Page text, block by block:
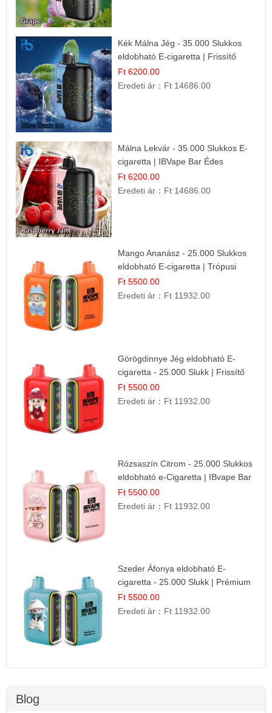
Kék Málna Jég - 35.000 Slukkos
eldobható E-cigaretta | Frissítő
Ízélmény
Ft 6200.00
Eredeti ár： Ft 14686.00
Málna Lekvár - 35.000 Slukkos E-
cigaretta | IBVape Bar Édes
Gyümölcs Íz
Ft 6200.00
Eredeti ár： Ft 14686.00
Mango Ananász - 25.000 Slukkos
eldobható E-cigaretta | Trópusi
Ízélmény
Ft 5500.00
Eredeti ár： Ft 11932.00
Görögdinnye Jég eldobható E-
cigaretta - 25.000 Slukk | Frissítő
Nyári Íz
Ft 5500.00
Eredeti ár： Ft 11932.00
Rózsaszín Citrom - 25.000 Slukkos
eldobható e-Cigaretta | IBvape Bar
Ft 5500.00
Eredeti ár： Ft 11932.00
Szeder Áfonya eldobható E-
cigaretta - 25.000 Slukk | Prémium
Gyümölcs Íz
Ft 5500.00
Eredeti ár： Ft 11932.00
Blog